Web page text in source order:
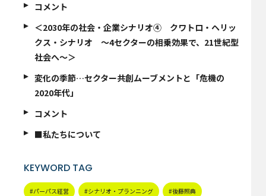
コメント
＜2030年の社会・企業シナリオ④ クワトロ・ヘリッ
クス・シナリオ ～4セクターの相乗効果で、21世紀型
社会へ～＞
変化の季節…セクター共創ムーブメントと「危機の
2020年代」
コメント
■私たちについて
KEYWORD TAG
#パーパス経営 #シナリオ・プランニング #後藤照典